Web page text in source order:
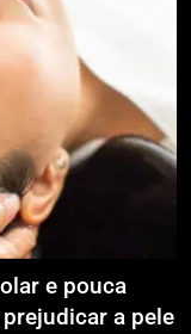
e pouca
a pele